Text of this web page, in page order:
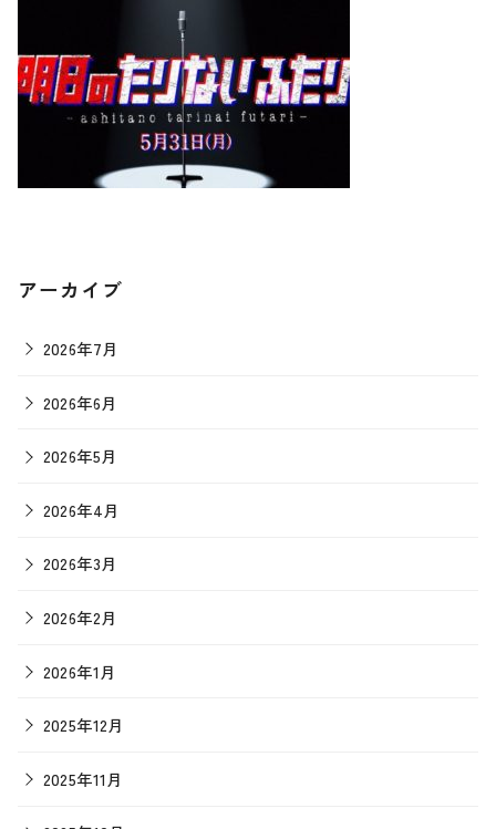
アーカイブ
2026年7月
2026年6月
2026年5月
2026年4月
2026年3月
2026年2月
2026年1月
2025年12月
2025年11月